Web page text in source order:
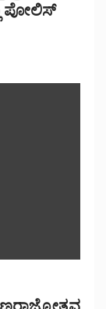
ಪೋಲಿಸ್